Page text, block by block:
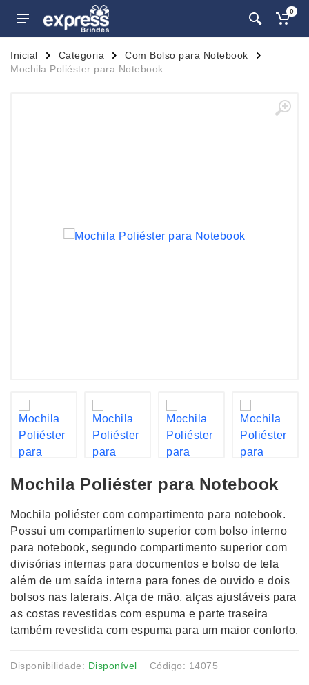
0
Inicial Categoria
Com Bolso para Notebook
Mochila Poliéster para Notebook
Mochila Poliéster para Notebook
Mochila poliéster com compartimento para notebook.
Possui um compartimento superior com bolso interno
para notebook, segundo compartimento superior com
divisórias internas para documentos e bolso de tela
além de um saída interna para fones de ouvido e dois
bolsos nas laterais. Alça de mão, alças ajustáveis para
as costas revestidas com espuma e parte traseira
também revestida com espuma para um maior conforto.
Disponibilidade: Disponível Código: 14075